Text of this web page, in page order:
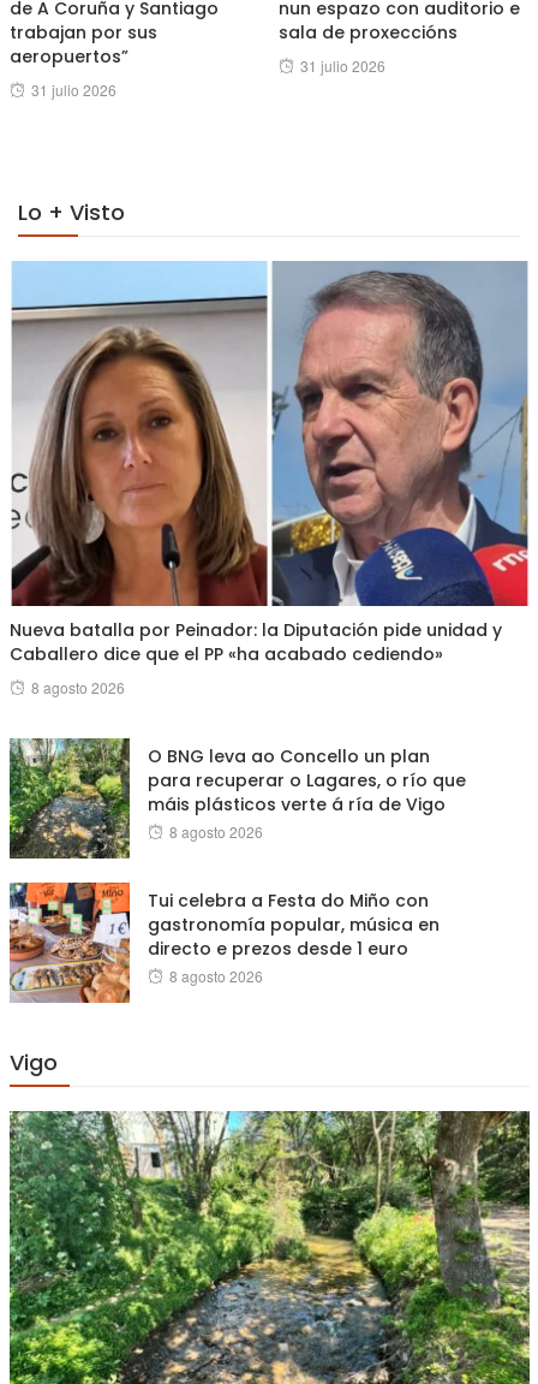
de A Coruña y Santiago
trabajan por sus
aeropuertos”
Posted
31 julio 2026
nun espazo con auditorio e
sala de proxeccións
Posted
31 julio 2026
Lo + Visto
Nueva batalla por Peinador: la Diputación pide unidad y
Caballero dice que el PP «ha acabado cediendo»
Posted
8 agosto 2026
O BNG leva ao Concello un plan
para recuperar o Lagares, o río que
máis plásticos verte á ría de Vigo
Posted
8 agosto 2026
Tui celebra a Festa do Miño con
gastronomía popular, música en
directo e prezos desde 1 euro
Posted
8 agosto 2026
Vigo